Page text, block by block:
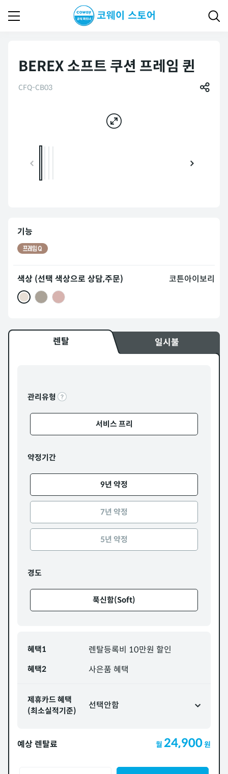
BEREX 소프트 쿠션 프레임 퀸
CFQ-CB03
기능
색상 (선택 색상으로 상담,주문) 코튼아이보리
렌탈 일시불
관리유형
서비스 프리
약정기간
9년 약정
7년 약정
5년 약정
경도
푹신함(Soft)
혜택1 렌탈등록비 10만원 할인
혜택2 사은품 혜택
제휴카드 혜택
(최소실적기준)
선택안함
예상 렌탈료 월 24,900원